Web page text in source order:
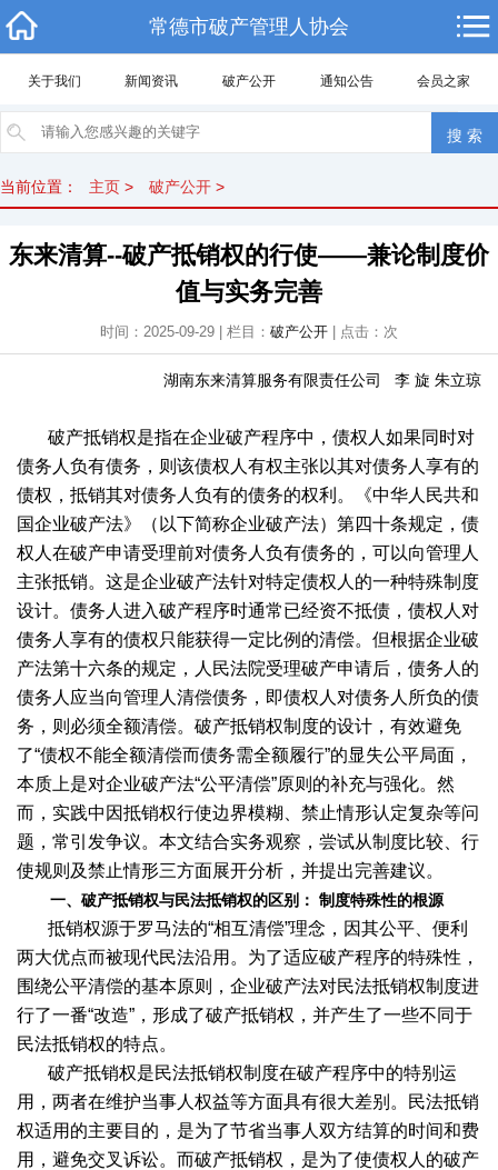
常德市破产管理人协会
关于我们 新闻资讯 破产公开 通知公告 会员之家
当前位置： 主页 > 破产公开 >
东来清算--破产抵销权的行使——兼论制度价
值与实务完善
时间：2025-09-29 | 栏目： 破产公开 | 点击： 次
湖南东来清算服务有限责任公司 李 旋 朱立琼
破产抵销权是指在企业破产程序中，债权人如果同时对
债务人负有债务，则该债权人有权主张以其对债务人享有的
债权，抵销其对债务人负有的债务的权利。《中华人民共和
国企业破产法》（以下简称企业破产法）第四十条规定，债
权人在破产申请受理前对债务人负有债务的，可以向管理人
主张抵销。这是企业破产法针对特定债权人的一种特殊制度
设计。债务人进入破产程序时通常已经资不抵债，债权人对
债务人享有的债权只能获得一定比例的清偿。但根据企业破
产法第十六条的规定，人民法院受理破产申请后，债务人的
债务人应当向管理人清偿债务，即债权人对债务人所负的债
务，则必须全额清偿。破产抵销权制度的设计，有效避免
了“债权不能全额清偿而债务需全额履行”的显失公平局面，
本质上是对企业破产法“公平清偿”原则的补充与强化。然
而，实践中因抵销权行使边界模糊、禁止情形认定复杂等问
题，常引发争议。本文结合实务观察，尝试从制度比较、行
使规则及禁止情形三方面展开分析，并提出完善建议。
一、破产抵销权与民法抵销权的区别： 制度特殊性的根源
抵销权源于罗马法的“相互清偿”理念，因其公平、便利
两大优点而被现代民法沿用。为了适应破产程序的特殊性，
围绕公平清偿的基本原则，企业破产法对民法抵销权制度进
行了一番“改造”，形成了破产抵销权，并产生了一些不同于
民法抵销权的特点。
破产抵销权是民法抵销权制度在破产程序中的特别运
用，两者在维护当事人权益等方面具有很大差别。民法抵销
权适用的主要目的，是为了节省当事人双方结算的时间和费
用，避免交叉诉讼。而破产抵销权，是为了使债权人的破产